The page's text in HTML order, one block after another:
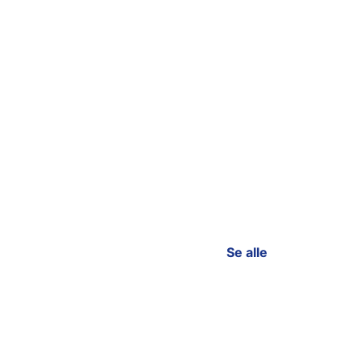
Se alle